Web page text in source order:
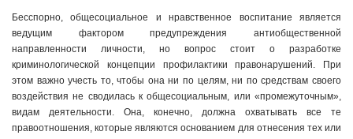
Бесспорно, общесоциальное и нравственное воспитание является
ведущим фактором предупреждения антиобщественной
направленности личности, но вопрос стоит о разработке
криминологической концепции профилактики правонарушений. При
этом важно учесть то, чтобы она ни по целям, ни по средствам своего
воздействия не сводилась к общесоциальным, или «промежуточным»,
видам деятельности. Она, конечно, должна охватывать все те
правоотношения, которые являются основанием для отнесения тех или